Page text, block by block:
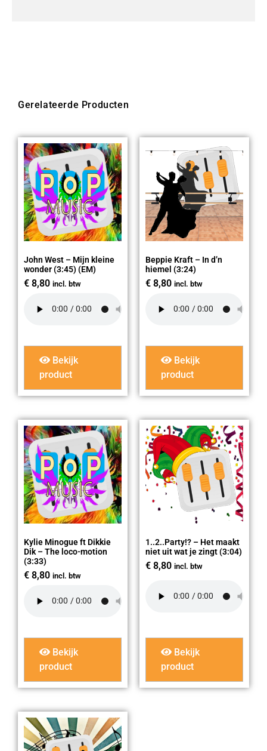
Gerelateerde Producten
John West – Mijn kleine
wonder (3:45) (EM)
€ 8,80 incl. btw
Bekijk
product
Beppie Kraft – In d’n
hiemel (3:24)
€ 8,80 incl. btw
Bekijk
product
Kylie Minogue ft Dikkie
Dik – The loco-motion
(3:33)
€ 8,80 incl. btw
Bekijk
product
1..2..Party!? – Het maakt
niet uit wat je zingt (3:04)
€ 8,80 incl. btw
Bekijk
product